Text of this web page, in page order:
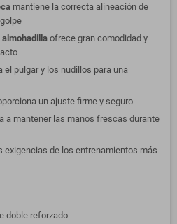
mantiene la correcta alineación de
ofrece gran comodidad y
el pulgar y los nudillos para una
un ajuste firme y seguro
a mantener las manos frescas durante
exigencias de los entrenamientos más
doble reforzado